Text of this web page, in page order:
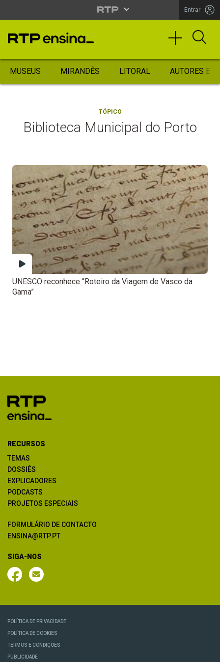
Entrar
MUSEUS MIRANDÊS LITORAL AUTORES
TÓPICO
Biblioteca Municipal do Porto
UNESCO reconhece “Roteiro da Viagem de Vasco da
Gama”
RECURSOS
TEMAS
DOSSIÊS
EXPLICADORES
PODCASTS
PROJETOS ESPECIAIS
FORMULÁRIO DE CONTACTO
ENSINA@RTP.PT
SIGA-NOS
POLÍTICA DE PRIVACIDADE
POLÍTICA DE COOKIES
TERMOS E CONDIÇÕES
PUBLICIDADE